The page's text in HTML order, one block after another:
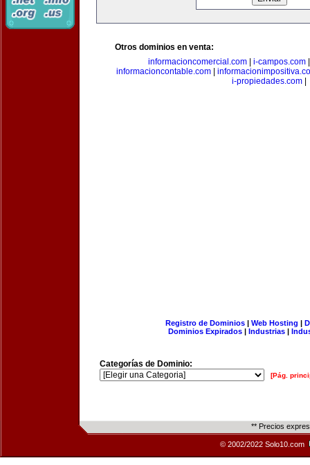
Otros dominios en venta:
informacioncomercial.com| i-campos.com
informacioncontable.com
i-propiedades.com
Registro de Dominios| Web Hosting |
Dominios Expirados | Industrias |
Categorías de Dominio:
[Pág.
** Precios
© 2002/2022 Solo10.com